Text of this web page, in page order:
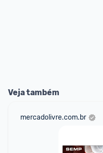
Veja também
mercadolivre.com.br